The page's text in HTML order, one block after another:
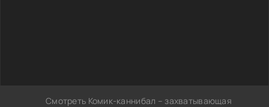
Смотреть Комик-каннибал – захватывающая